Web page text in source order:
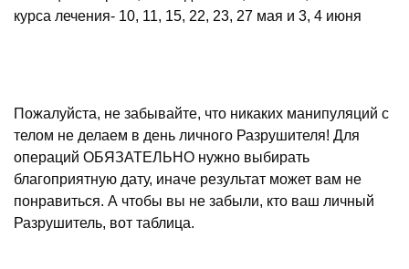
курса лечения- 10, 11, 15, 22, 23, 27 мая и 3, 4 июня
Пожалуйста, не забывайте, что никаких манипуляций с
телом не делаем в день личного Разрушителя! Для
операций ОБЯЗАТЕЛЬНО нужно выбирать
благоприятную дату, иначе результат может вам не
понравиться. А чтобы вы не забыли, кто ваш личный
Разрушитель, вот таблица.